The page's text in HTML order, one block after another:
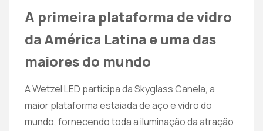
A primeira plataforma de vidro
da América Latina e uma das
maiores do mundo
A Wetzel LED participa da Skyglass Canela, a
maior plataforma estaiada de aço e vidro do
mundo, fornecendo toda a iluminação da atração